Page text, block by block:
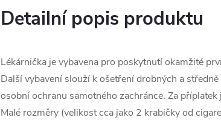
Detailní popis produktu
Lékárnička je vybavena pro poskytnutí okamžité
Další vybavení slouží k ošetření drobných a
osobní ochranu samotného zachránce. Za
Malé rozměry (velikost cca jako 2 krabičky od